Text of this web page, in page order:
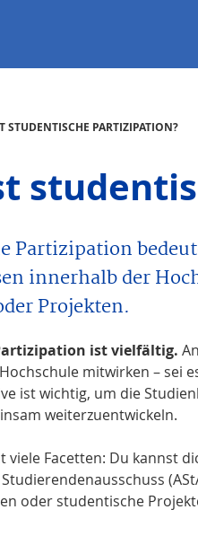
STUDENTISCHE PARTIZIPATION?
Partizipation
innerhalb der
Projekten.
ist vielfältig.
mitwirken – sei
ist wichtig, um die
weiterzuentwickeln.
viele Facetten: Du kannst
oder studentische